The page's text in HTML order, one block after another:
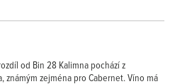
od Bin 28 Kalimna pochází z
známým zejména pro Cabernet. Víno má